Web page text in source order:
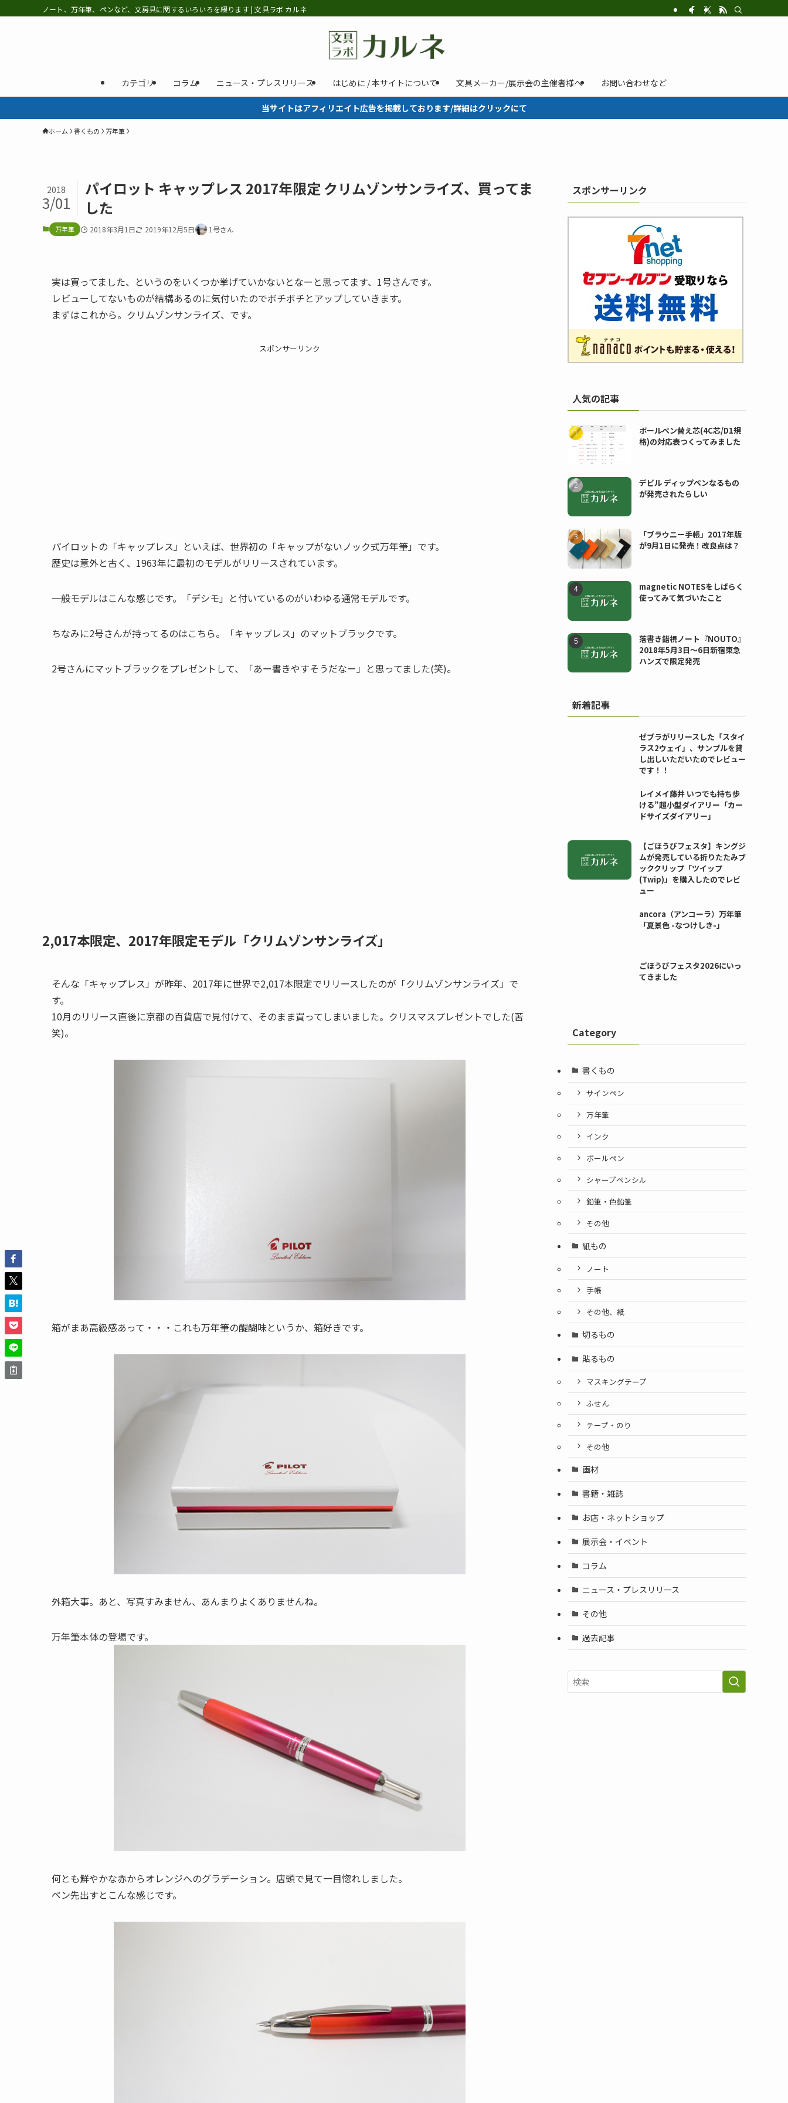
ノート、万年筆、ペンなど、文房具に関するいろいろを綴ります | 文具ラボ カルネ
カテゴリ コラム ニュース・プレスリリース はじめに / 本サイトについて 文具メーカー/展示会の主催者様へ お問い合わせなど
当サイトはアフィリエイト広告を掲載しております/詳細はクリックにて
ホーム 書くもの 万年筆
パイロット キャップレス 2017年限定 クリムゾンサンライズ、買ってま
した
2018
3/01
万年筆 2018年3月1日 2019年12月5日 1号さん
実は買ってました、というのをいくつか挙げていかないとなーと思ってます、1号さんです。
レビューしてないものが結構あるのに気付いたのでボチボチとアップしていきます。
まずはこれから。クリムゾンサンライズ、です。
スポンサーリンク
パイロットの「キャップレス」といえば、世界初の「キャップがないノック式万年筆」です。
歴史は意外と古く、1963年に最初のモデルがリリースされています。
一般モデルはこんな感じです。「デシモ」と付いているのがいわゆる通常モデルです。
ちなみに2号さんが持ってるのはこちら。「キャップレス」のマットブラックです。
2号さんにマットブラックをプレゼントして、「あー書きやすそうだなー」と思ってました(笑)。
2,017本限定、2017年限定モデル「クリムゾンサンライズ」
そんな「キャップレス」が昨年、2017年に世界で2,017本限定でリリースしたのが「クリムゾンサンライズ」で
す。
10月のリリース直後に京都の百貨店で見付けて、そのまま買ってしまいました。クリスマスプレゼントでした(苦
笑)。
箱がまあ高級感あって・・・これも万年筆の醍醐味というか、箱好きです。
外箱大事。あと、写真すみません、あんまりよくありませんね。
万年筆本体の登場です。
何とも鮮やかな赤からオレンジへのグラデーション。店頭で見て一目惚れしました。
ペン先出すとこんな感じです。
スポンサーリンク
人気の記事
ボールペン替え芯(4C芯/D1規
格)の対応表つくってみました
デビル ディップペンなるもの
が発売されたらしい
「ブラウニー手帳」2017年版
が9月1日に発売！改良点は？
magnetic NOTESをしばらく
使ってみて気づいたこと
落書き錯視ノート『NOUTO』
2018年5月3日〜6日新宿東急
ハンズで限定発売
新着記事
ゼブラがリリースした「スタイ
ラス2ウェイ」、サンプルを貸
し出しいただいたのでレビュー
です！！
レイメイ藤井 いつでも持ち歩
ける”超小型ダイアリー「カー
ドサイズダイアリー」
【ごほうびフェスタ】キングジ
ムが発売している折りたたみブ
ッククリップ「ツイップ
(Twip)」を購入したのでレビ
ュー
ancora（アンコーラ）万年筆
「夏景色 -なつけしき-」
ごほうびフェスタ2026にいっ
てきました
Category
書くもの
サインペン
万年筆
インク
ボールペン
シャープペンシル
鉛筆・色鉛筆
その他
紙もの
ノート
手帳
その他、紙
切るもの
貼るもの
マスキングテープ
ふせん
テープ・のり
その他
画材
書籍・雑誌
お店・ネットショップ
展示会・イベント
コラム
ニュース・プレスリリース
その他
過去記事